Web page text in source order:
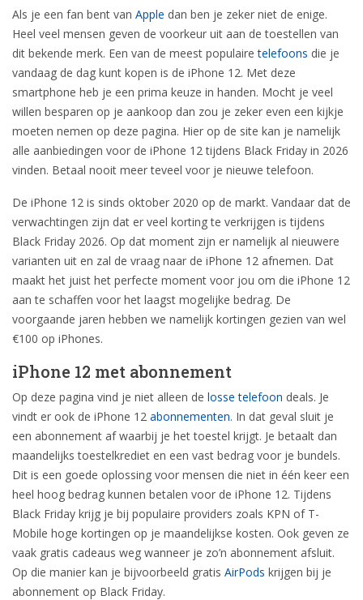
Als je een fan bent van Apple dan ben je zeker niet de enige.
Heel veel mensen geven de voorkeur uit aan de toestellen van
dit bekende merk. Een van de meest populairetelefoons die je
vandaag de dag kunt kopen is de iPhone 12. Met deze
smartphone heb je een prima keuze in handen. Mocht je veel
willen besparen op je aankoop dan zou je zeker even een kijkje
moeten nemen op deze pagina. Hier op de site kan je namelijk
alle aanbiedingen voor de iPhone 12 tijdens Black Friday in 2026
vinden. Betaal nooit meer teveel voor je nieuwe telefoon.
De iPhone 12 is sinds oktober 2020 op de markt. Vandaar dat de
verwachtingen zijn dat er veel korting te verkrijgen is tijdens
Black Friday 2026. Op dat moment zijn er namelijk al nieuwere
varianten uit en zal de vraag naar de iPhone 12 afnemen. Dat
maakt het juist het perfecte moment voor jou om die iPhone 12
aan te schaffen voor het laagst mogelijke bedrag. De
voorgaande jaren hebben we namelijk kortingen gezien van wel
€100 op iPhones.
iPhone 12 met abonnement
Op deze pagina vind je niet alleen de losse telefoon deals. Je
vindt er ook de iPhone 12 abonnementen. In dat geval sluit je
een abonnement af waarbij je het toestel krijgt. Je betaalt dan
maandelijks toestelkrediet en een vast bedrag voor je bundels.
Dit is een goede oplossing voor mensen die niet in één keer een
heel hoog bedrag kunnen betalen voor de iPhone 12. Tijdens
Black Friday krijg je bij populaire providers zoals KPN of T-
Mobile hoge kortingen op je maandelijkse kosten. Ook geven ze
vaak gratis cadeaus weg wanneer je zo’n abonnement afsluit.
Op die manier kan je bijvoorbeeld gratis AirPods krijgen bij je
abonnement op Black Friday.